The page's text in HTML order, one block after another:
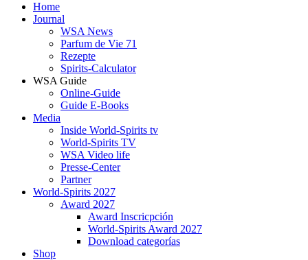
Home
Journal
WSA News
Parfum de Vie 71
Rezepte
Spirits-Calculator
WSA Guide
Online-Guide
Guide E-Books
Media
Inside World-Spirits tv
World-Spirits TV
WSA Video life
Presse-Center
Partner
World-Spirits 2027
Award 2027
Award Inscricpción
World-Spirits Award 2027
Download categorías
Shop